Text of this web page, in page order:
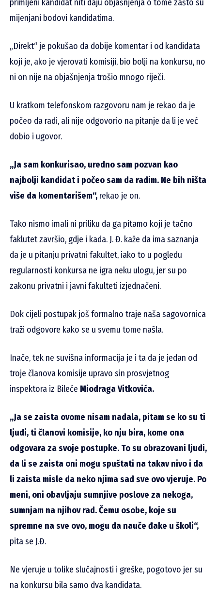
primljeni kandidat niti daju objašnjenja o tome zašto su
mijenjani bodovi kandidatima.
„Direkt“ je pokušao da dobije komentar i od kandidata
koji je, ako je vjerovati komisiji, bio bolji na konkursu, no
ni on nije na objašnjenja trošio mnogo riječi.
U kratkom telefonskom razgovoru nam je rekao da je
počeo da radi, ali nije odgovorio na pitanje da li je već
dobio i ugovor.
„Ja sam konkurisao, uredno sam pozvan kao
najbolji kandidat i počeo sam da radim. Ne bih ništa
više da komentarišem“, rekao je on.
Tako nismo imali ni priliku da ga pitamo koji je tačno
faklutet završio, gdje i kada. J. Đ. kaže da ima saznanja
da je u pitanju privatni fakultet, iako to u pogledu
regularnosti konkursa ne igra neku ulogu, jer su po
zakonu privatni i javni fakulteti izjednačeni.
Dok cijeli postupak još formalno traje naša sagovornica
traži odgovore kako se u svemu tome našla.
Inače, tek ne suvišna informacija je i ta da je jedan od
troje članova komisije upravo sin prosvjetnog
inspektora iz Bileće Miodraga Vitkovića.
„Ja se zaista ovome nisam nadala, pitam se ko su ti
ljudi, ti članovi komisije, ko nju bira, kome ona
odgovara za svoje postupke. To su obrazovani ljudi,
da li se zaista oni mogu spuštati na takav nivo i da
li zaista misle da neko njima sad sve ovo vjeruje. Po
meni, oni obavljaju sumnjive poslove za nekoga,
sumnjam na njihov rad. Čemu osobe, koje su
spremne na sve ovo, mogu da nauče đake u školi“,
pita se J.Đ.
Ne vjeruje u tolike slučajnosti i greške, pogotovo jer su
na konkursu bila samo dva kandidata.